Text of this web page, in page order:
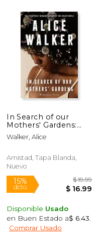
dcto.
In Search of our
Mothers' Gardens:
Womanist Prose (en
Inglés)
Walker, Alice
Amistad, Tapa Blanda,
Nuevo
Disponible Usado
en Buen Estado a$ 6.43
Comprar Usado